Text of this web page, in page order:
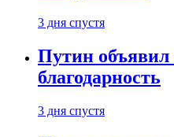
3 дня спустя
Путин
благодарность
3 дня спустя